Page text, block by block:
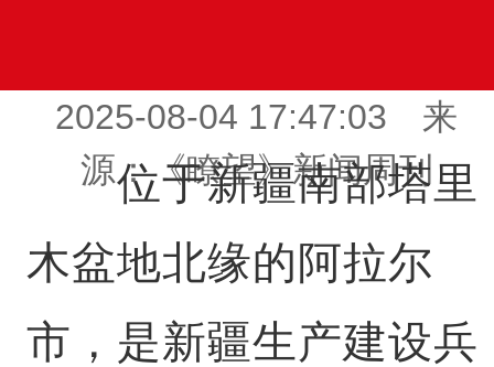
2025-08-04 17:47:03 来
源：《瞭望》新闻周刊
位于新疆南部塔里
木盆地北缘的阿拉尔
市，是新疆生产建设兵